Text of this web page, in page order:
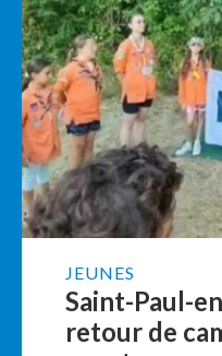
JEUNES
Saint-Paul-
retour de